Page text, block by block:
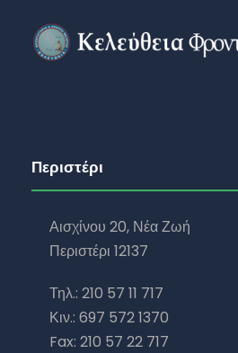
Περιστέρι
Αισχίνου 20, Νέα Ζωή
Περιστέρι 12137
Τηλ.: 210 57 11 717
Κιν.: 697 572 1370
Fax: 210 57 22 717